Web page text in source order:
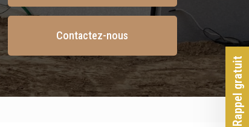
Rappel gratuit
Contactez-nous